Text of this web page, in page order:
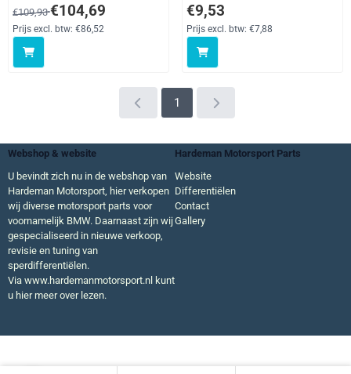
Van 109,93 voor 104,69, exclusief btw: 86,52
€109,93€104,69
Prijs excl. btw: €86,52
Prijs: 9,53, exclusief btw: 7,88
€9,53
Prijs excl. btw: €7,88
1
Webshop & website
Hardeman Motorsport Parts
U bevindt zich nu in de webshop van
Hardeman Motorsport, hier verkopen
wij diverse motorsport parts voor
voornamelijk BMW. Daarnaast zijn wij
gespecialiseerd in nieuwe verkoop,
revisie en tuning van
sperdifferentiëlen.
Via www.hardemanmotorsport.nl kunt
u hier meer over lezen.
Website
Differentiëlen
Contact
Gallery